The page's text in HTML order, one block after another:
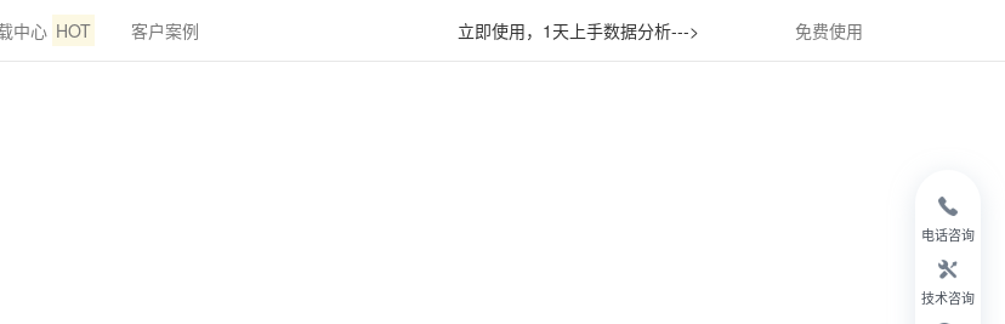
中心 HOT 客户案例 立即使用，1天上手数据分析---> 免费使用
电话咨询
技术咨询